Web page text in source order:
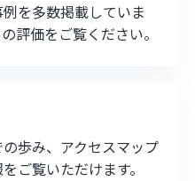
を多数掲載していま
評価をご覧ください。
歩み、アクセスマップ
ご覧いただけます。